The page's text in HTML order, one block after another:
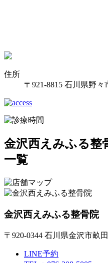
住所
〒921-8815 石川県野
金沢西えみふる
一覧
金沢西えみふる整骨院
〒920-0344 石川県金沢市畝
LINE予約